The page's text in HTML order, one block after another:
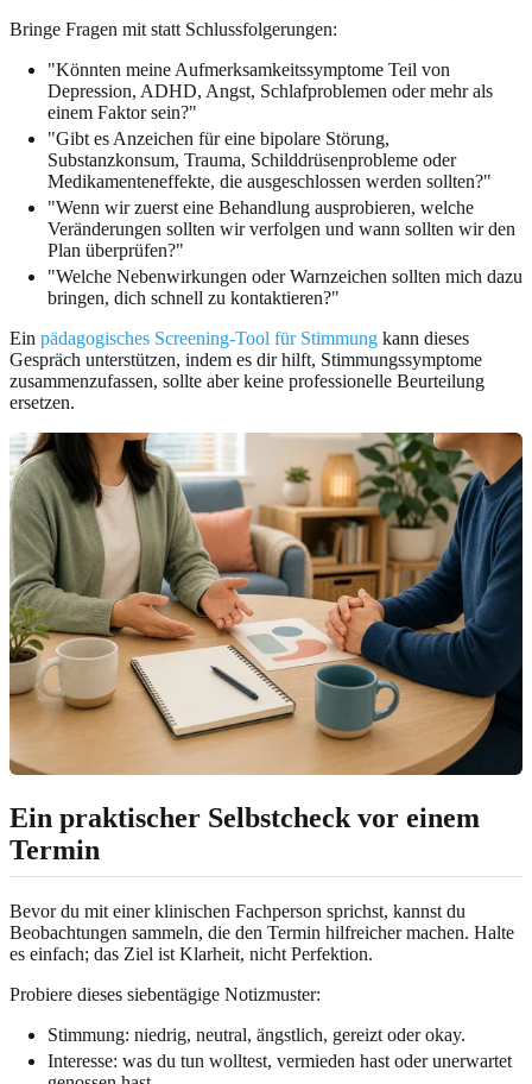
Bringe Fragen mit statt Schlussfolgerungen:
"Könnten meine Aufmerksamkeitssymptome Teil von
Depression, ADHD, Angst, Schlafproblemen oder mehr als
einem Faktor sein?"
"Gibt es Anzeichen für eine bipolare Störung,
Substanzkonsum, Trauma, Schilddrüsenprobleme oder
Medikamenteneffekte, die ausgeschlossen werden sollten?"
"Wenn wir zuerst eine Behandlung ausprobieren, welche
Veränderungen sollten wir verfolgen und wann sollten wir den
Plan überprüfen?"
"Welche Nebenwirkungen oder Warnzeichen sollten mich dazu
bringen, dich schnell zu kontaktieren?"
Ein pädagogisches Screening-Tool für Stimmung kann dieses
Gespräch unterstützen, indem es dir hilft, Stimmungssymptome
zusammenzufassen, sollte aber keine professionelle Beurteilung
ersetzen.
Ein praktischer Selbstcheck vor einem
Termin
Bevor du mit einer klinischen Fachperson sprichst, kannst du
Beobachtungen sammeln, die den Termin hilfreicher machen. Halte
es einfach; das Ziel ist Klarheit, nicht Perfektion.
Probiere dieses siebentägige Notizmuster:
Stimmung: niedrig, neutral, ängstlich, gereizt oder okay.
Interesse: was du tun wolltest, vermieden hast oder unerwartet